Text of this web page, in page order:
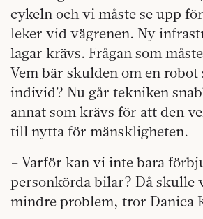
cykeln och vi måste se upp
leker vid vägrenen. Ny
lagar krävs. Frågan som
Vem bär skulden om en robot
individ? Nu går tekniken
annat som krävs för att den
till nytta för mänskligheten.
– Varför kan vi inte bara
personkörda bilar? Då skulle
mindre problem, tror Danica